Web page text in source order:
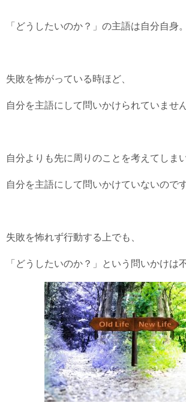
「どうしたいのか？」の主語は自分自身。
失敗を怖がっている時ほど、
自分を主語にして問いかけられていません
自分よりも先に周りのことを考えてしまい
自分を主語にして問いかけていないのです
失敗を怖れず行動する上でも、
「どうしたいのか？」という問いかけは